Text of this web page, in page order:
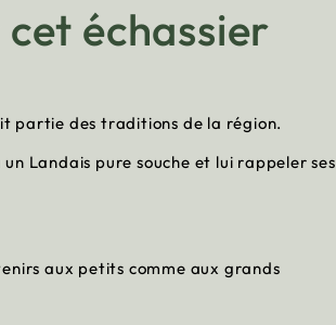
échassier
partie des traditions de la région.
Landais pure souche et lui rappeler ses
aux petits comme aux grands